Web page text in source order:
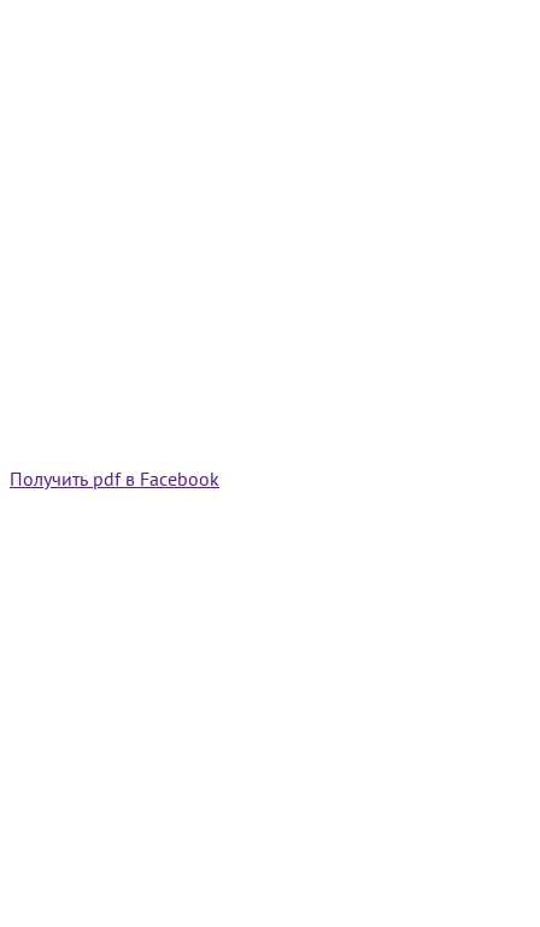
Получить pdf в Facebook